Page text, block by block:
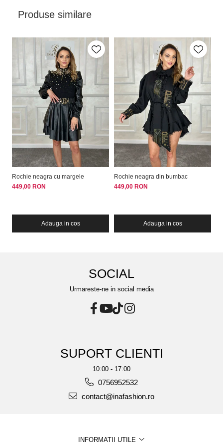
Produse similare
Rochie neagra cu margele
449,00 RON
Adauga in cos
Rochie neagra din bumbac
449,00 RON
Adauga in cos
SOCIAL
Urmareste-ne in social media
SUPORT CLIENTI
10:00 - 17:00
0756952532
contact@inafashion.ro
INFORMATII UTILE